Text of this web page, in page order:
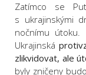
Zatímco se
s ukrajinskými
nočnímu
Ukrajinská
zlikvidovat, ale
byly zničeny